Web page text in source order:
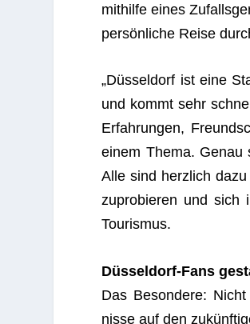
mit­hilfe eines
per­sön­li­che Reise
„Düs­sel­dorf ist eine
und kommt sehr
Erfah­run­gen,
einem Thema. Genau
Alle sind herz­lich
zu­pro­bie­ren und sich
Tourismus.
Düs­sel­dorf-Fans
Das Beson­dere:
nisse auf den